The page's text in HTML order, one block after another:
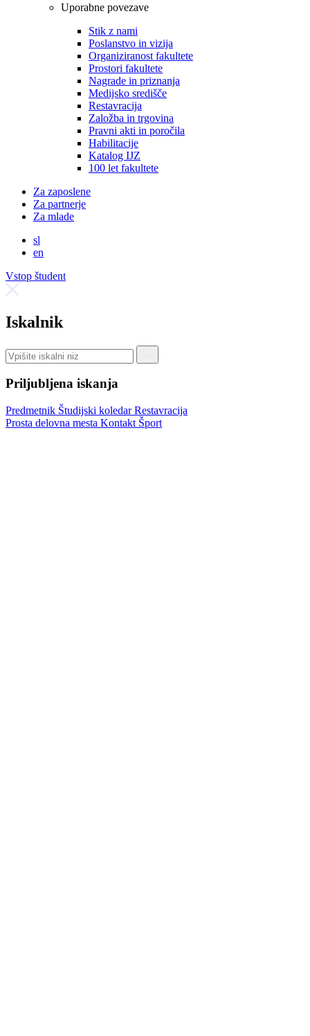
Uporabne povezave
Stik z nami
Poslanstvo in vizija
Organiziranost fakultete
Prostori fakultete
Nagrade in priznanja
Medijsko središče
Restavracija
Založba in trgovina
Pravni akti in poročila
Habilitacije
Katalog IJZ
100 let fakultete
Za zaposlene
Za partnerje
Za mlade
sl
en
Vstop študent
Iskalnik
Priljubljena iskanja
Predmetnik Študijski koledarRestavracija
Prosta delovna mesta Kontakt Šport